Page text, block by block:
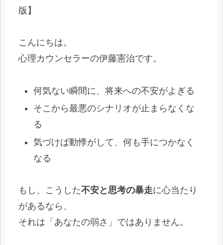
版】
こんにちは。
心理カウンセラーの伊藤憲治です。
何気ない瞬間に、将来への不安がよぎる
そこから最悪のシナリオが止まらなくな
る
気づけば動悸がして、何も手につかなく
なる
もし、こうした不安と思考の暴走に心当たり
があるなら、
それは「あなたの弱さ」ではありません。